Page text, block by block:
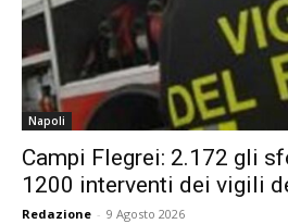
Napoli
Campi Flegrei: 2.172 gli
1200 interventi dei vigili
Redazione - 9 Agosto 2026